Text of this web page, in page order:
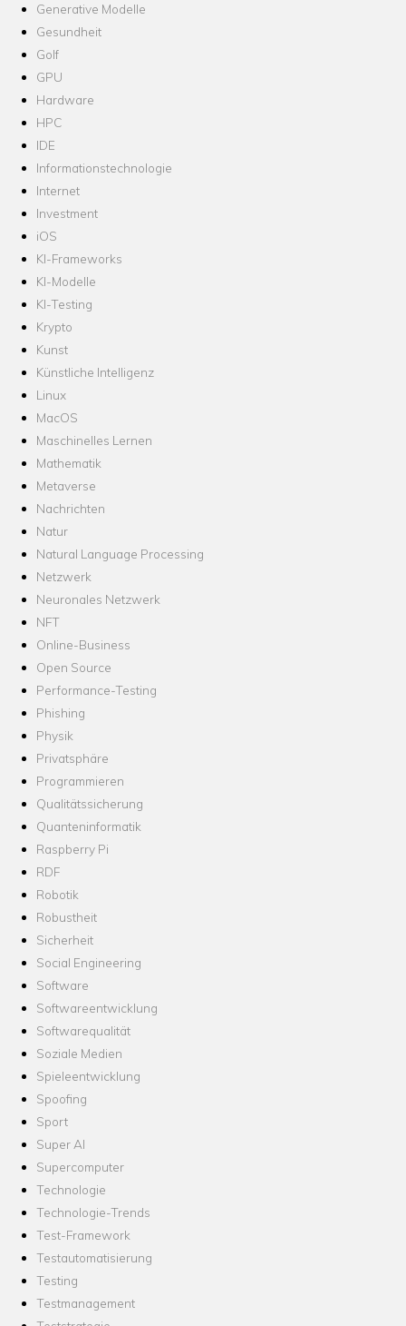
Generative Modelle
Gesundheit
Golf
GPU
Hardware
HPC
IDE
Informationstechnologie
Internet
Investment
iOS
KI-Frameworks
KI-Modelle
KI-Testing
Krypto
Kunst
Künstliche Intelligenz
Linux
MacOS
Maschinelles Lernen
Mathematik
Metaverse
Nachrichten
Natur
Natural Language Processing
Netzwerk
Neuronales Netzwerk
NFT
Online-Business
Open Source
Performance-Testing
Phishing
Physik
Privatsphäre
Programmieren
Qualitätssicherung
Quanteninformatik
Raspberry Pi
RDF
Robotik
Robustheit
Sicherheit
Social Engineering
Software
Softwareentwicklung
Softwarequalität
Soziale Medien
Spieleentwicklung
Spoofing
Sport
Super AI
Supercomputer
Technologie
Technologie-Trends
Test-Framework
Testautomatisierung
Testing
Testmanagement